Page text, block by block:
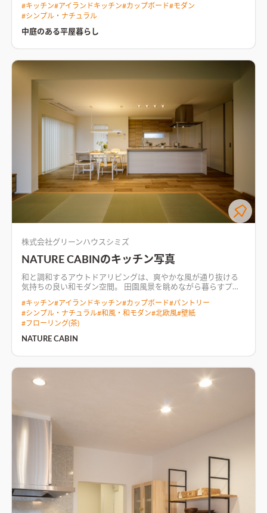
#キッチン#アイランドキッチン#カップボード#モダン
#シンプル・ナチュラル
中庭のある平屋暮らし
株式会社グリーンハウスシミズ
NATURE CABINのキッチン写真
和と調和するアウトドアリビングは、爽やかな風が通り抜ける
気持ちの良い和モダン空間。 田園風景を眺めながら暮らすプラ
#キッチン#アイランドキッチン#カップボード#パントリー
#シンプル・ナチュラル#和風・和モダン#北欧風#壁紙
#フローリング(茶)
NATURE CABIN